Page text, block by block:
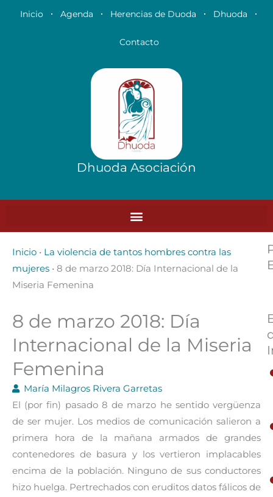
Inicio Agenda Herencias de Duoda Dhuoda
Contacto
Dhuoda Asociación
Inicio • La violencia de tantos hombres contra las
mujeres • 8 de marzo 2018: Día Internacional de la
Miseria Femenina
8 de marzo 2018: Día
Internacional de la Miseria
Femenina
María Milagros Rivera Garretas
El (por fin) pasado 8 de marzo he sentido vergüenza
de ser mujer. Los medios de comunicación salieron a
primera hora de la mañana armados de grandes
contenedores de basura y los vertieron implacables
encima de la población. Ninguno de sus conductores
hizo huelga. Pertrechados con eruditos datos fálicos de